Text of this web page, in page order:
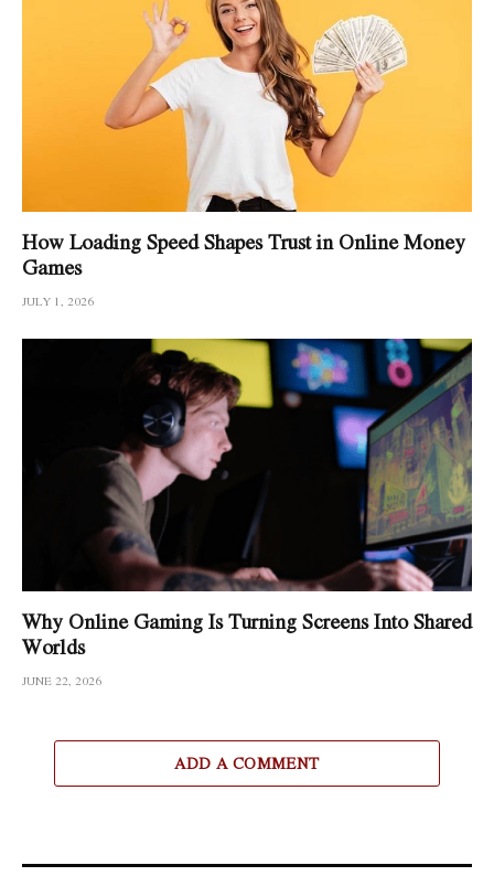
How Loading Speed Shapes Trust in Online Money
Games
JULY 1, 2026
Why Online Gaming Is Turning Screens Into Shared
Worlds
JUNE 22, 2026
ADD A COMMENT